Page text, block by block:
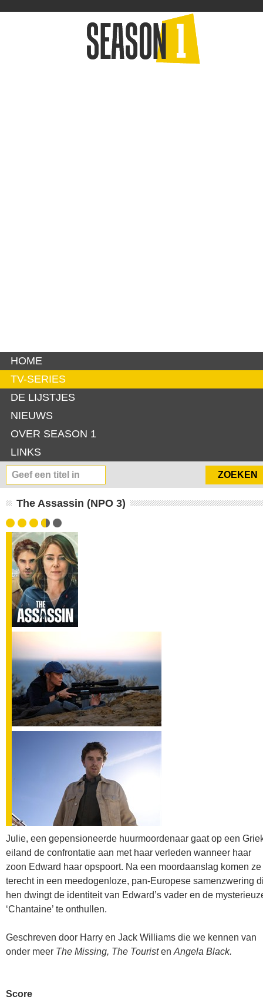
HOME
TV-SERIES
DE LIJSTJES
NIEUWS
OVER SEASON 1
LINKS
The Assassin (NPO 3)
Julie, een gepensioneerde huurmoordenaar gaat op een
eiland de confrontatie aan met haar verleden wanneer haar
zoon Edward haar opspoort. Na een moordaanslag komen ze
terecht in een meedogenloze, pan-Europese samenzwering
hen dwingt de identiteit van Edward’s vader en de
‘Chantaine’ te onthullen.
Geschreven door Harry en Jack Williams die we kennen van
onder meer The Missing, The Touristen Angela Black.
Score